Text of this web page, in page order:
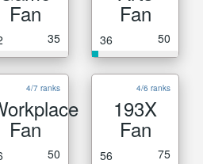
Fan
35
Fan
36 50
4/7 ranks
Fan
50
4/6 ranks
193X
Fan
56 75